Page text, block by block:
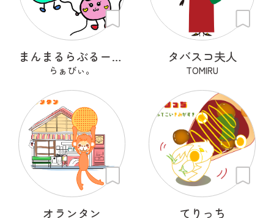
まんまるらぶるーん。
らぁびぃ。
タバスコ夫人
TOMIRU
オランタン てりっち